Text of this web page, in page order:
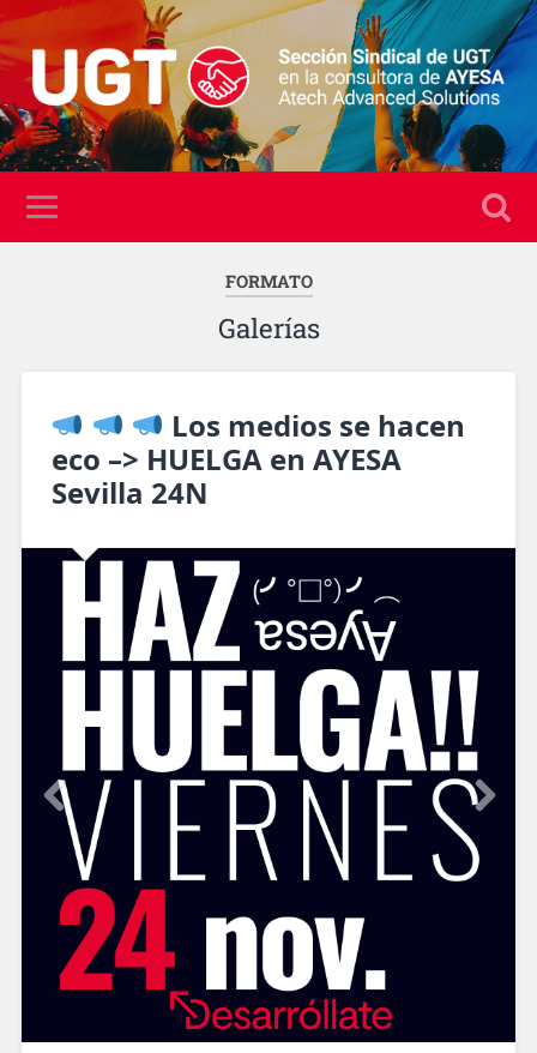
FORMATO
Galerías
Los medios se hacen
eco –> HUELGA en AYESA
Sevilla 24N